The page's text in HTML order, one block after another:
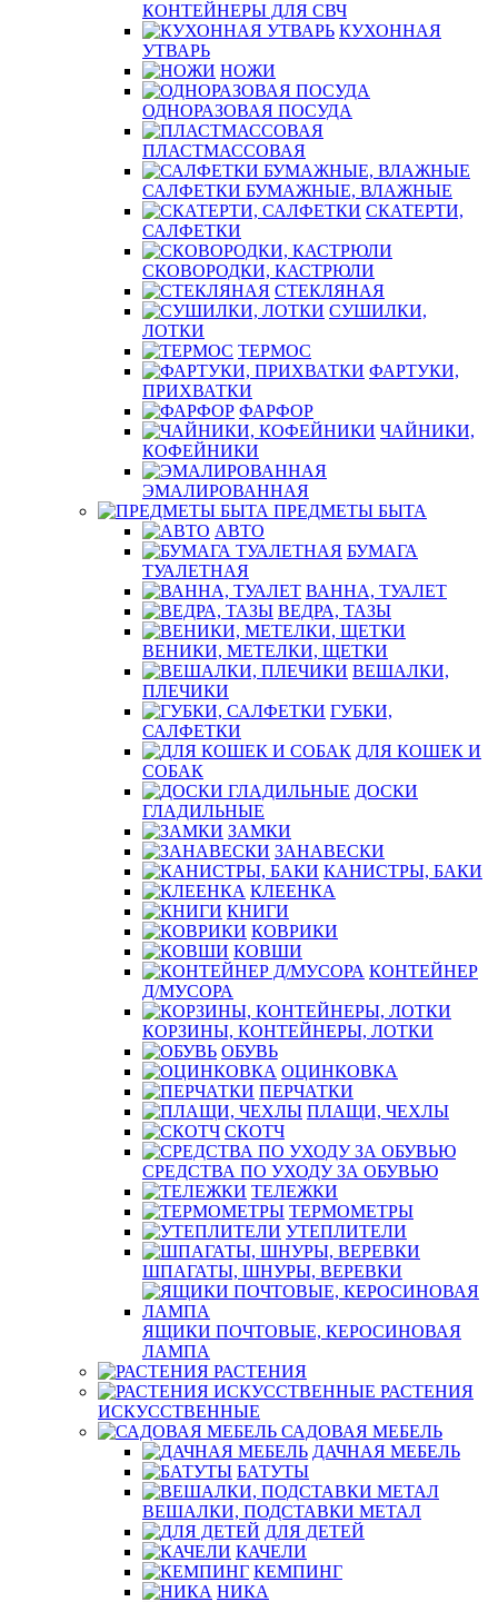
КОНТЕЙНЕРЫ ДЛЯ СВЧ
КУХОННАЯ
УТВАРЬ
НОЖИ
ОДНОРАЗОВАЯ ПОСУДА
ПЛАСТМАССОВАЯ
САЛФЕТКИ БУМАЖНЫЕ, ВЛАЖНЫЕ
СКАТЕРТИ,
САЛФЕТКИ
СКОВОРОДКИ, КАСТРЮЛИ
СТЕКЛЯНАЯ
СУШИЛКИ,
ЛОТКИ
ТЕРМОС
ФАРТУКИ,
ПРИХВАТКИ
ФАРФОР
ЧАЙНИКИ,
КОФЕЙНИКИ
ЭМАЛИРОВАННАЯ
ПРЕДМЕТЫ БЫТА
АВТО
БУМАГА
ТУАЛЕТНАЯ
ВАННА, ТУАЛЕТ
ВЕДРА, ТАЗЫ
ВЕНИКИ, МЕТЕЛКИ, ЩЕТКИ
ВЕШАЛКИ,
ПЛЕЧИКИ
ГУБКИ,
САЛФЕТКИ
ДЛЯ КОШЕК И
СОБАК
ДОСКИ
ГЛАДИЛЬНЫЕ
ЗАМКИ
ЗАНАВЕСКИ
КАНИСТРЫ, БАКИ
КЛЕЕНКА
КНИГИ
КОВРИКИ
КОВШИ
КОНТЕЙНЕР
Д/МУСОРА
КОРЗИНЫ, КОНТЕЙНЕРЫ, ЛОТКИ
ОБУВЬ
ОЦИНКОВКА
ПЕРЧАТКИ
ПЛАЩИ, ЧЕХЛЫ
СКОТЧ
СРЕДСТВА ПО УХОДУ ЗА ОБУВЬЮ
ТЕЛЕЖКИ
ТЕРМОМЕТРЫ
УТЕПЛИТЕЛИ
ШПАГАТЫ, ШНУРЫ, ВЕРЕВКИ
ЯЩИКИ ПОЧТОВЫЕ, КЕРОСИНОВАЯ
ЛАМПА
РАСТЕНИЯ
РАСТЕНИЯ
ИСКУССТВЕННЫЕ
САДОВАЯ МЕБЕЛЬ
ДАЧНАЯ МЕБЕЛЬ
БАТУТЫ
ВЕШАЛКИ, ПОДСТАВКИ МЕТАЛ
ДЛЯ ДЕТЕЙ
КАЧЕЛИ
КЕМПИНГ
НИКА